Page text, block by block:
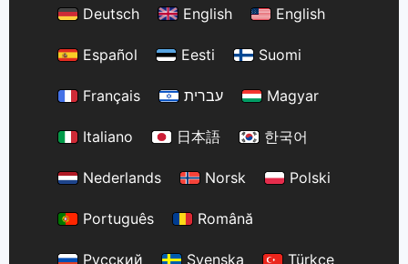
Deutsch English English
Español Eesti Suomi
Français עברית Magyar
Italiano 日本語 한국어
Nederlands Norsk Polski
Português Română
Русский Svenska Türkçe